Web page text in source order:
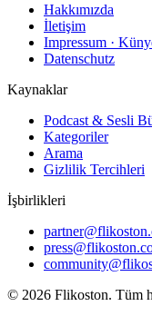
Hakkımızda
İletişim
Impressum ·
Datenschutz
Kaynaklar
Podcast & Sesli
Kategoriler
Arama
Gizlilik Tercihleri
İşbirlikleri
© 2026 Flikoston. Tüm